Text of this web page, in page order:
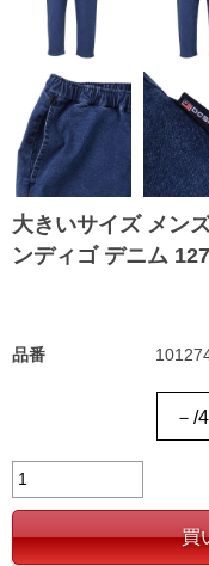
大きいサイズ メン
ンディゴ デニム
品番